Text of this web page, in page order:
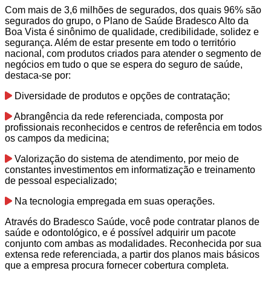
Com mais de 3,6 milhões de segurados, dos quais 96% são
segurados do grupo, o Plano de Saúde Bradesco Alto da
Boa Vista é sinônimo de qualidade, credibilidade, solidez e
segurança. Além de estar presente em todo o território
nacional, com produtos criados para atender o segmento de
negócios em tudo o que se espera do seguro de saúde,
destaca-se por:
Diversidade de produtos e opções de contratação;
Abrangência da rede referenciada, composta por
profissionais reconhecidos e centros de referência em todos
os campos da medicina;
Valorização do sistema de atendimento, por meio de
constantes investimentos em informatização e treinamento
de pessoal especializado;
Na tecnologia empregada em suas operações.
Através do Bradesco Saúde, você pode contratar planos de
saúde e odontológico, e é possível adquirir um pacote
conjunto com ambas as modalidades. Reconhecida por sua
extensa rede referenciada, a partir dos planos mais básicos
que a empresa procura fornecer cobertura completa.